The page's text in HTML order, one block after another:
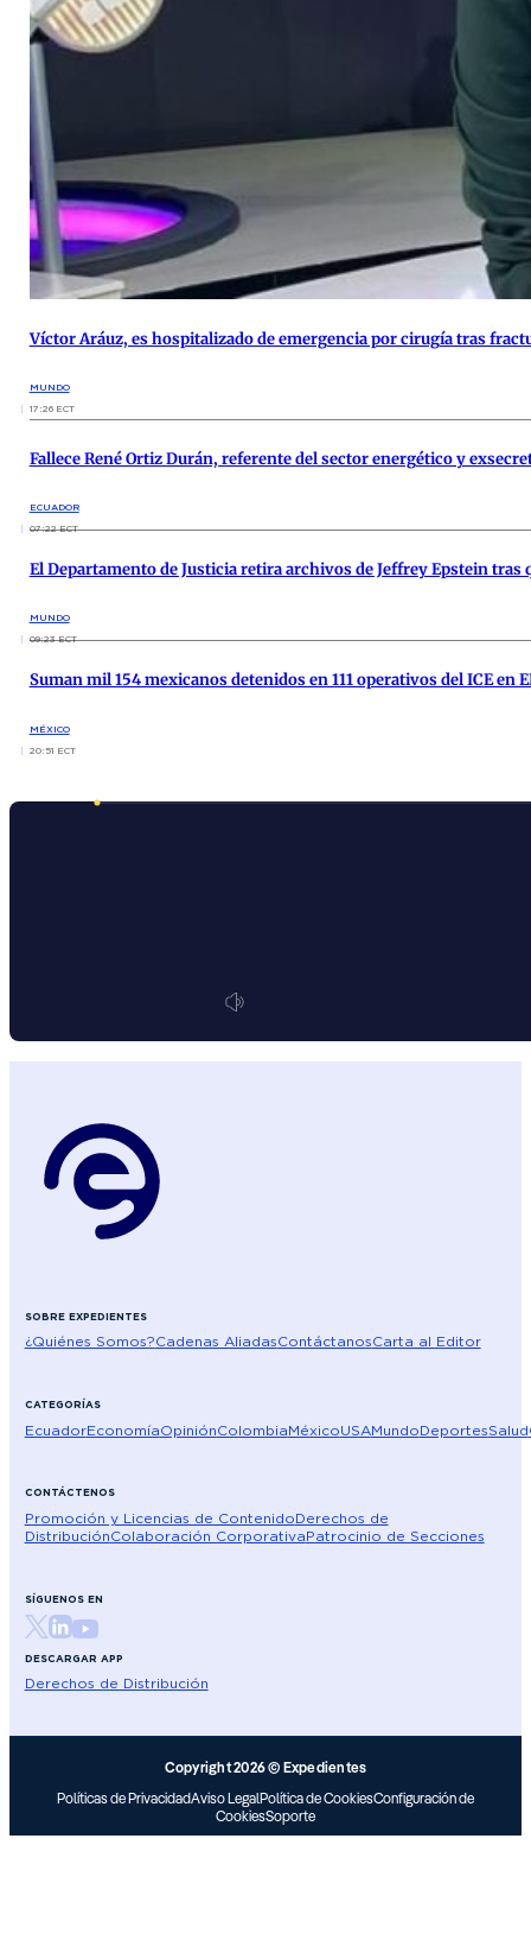
Víctor Aráuz, es hospitalizado de emergencia por cirugía tras
MUNDO
17:26 ECT
Fallece René Ortiz Durán, referente del sector energético y
ECUADOR
07:22 ECT
El Departamento de Justicia retira archivos de Jeffrey Epstein tras
MUNDO
09:23 ECT
Suman mil 154 mexicanos detenidos en 111 operativos del ICE en
MÉXICO
20:51 ECT
SOBRE EXPEDIENTES
¿Quiénes Somos?Cadenas AliadasContáctanosCarta al Editor
CATEGORÍAS
EcuadorEconomíaOpiniónColombiaMéxicoUSAMundoDeportesSalud
CONTÁCTENOS
Promoción y Licencias de ContenidoDerechos de
DistribuciónColaboración CorporativaPatrocinio de Secciones
SÍGUENOS EN
DESCARGAR APP
Derechos de Distribución
Copyright 2026 © Expedientes
Políticas de PrivacidadAviso LegalPolítica de CookiesConfiguración de
CookiesSoporte